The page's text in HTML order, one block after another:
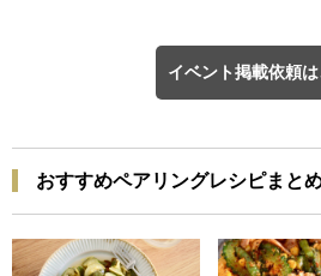
イベント掲載依頼
おすすめペアリングレシピまと